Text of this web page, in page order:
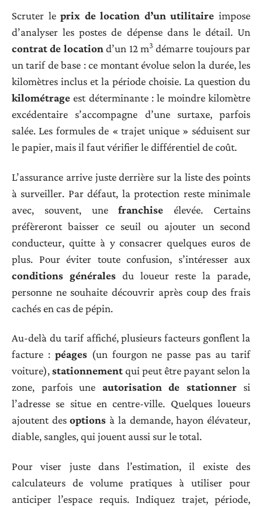
Scruter leprix de location d’un utilitaire impose
d’analyser les postes de dépense dans le détail. Un
contrat de locationd’un 12 m3 démarre toujours par
un tarif de base : ce montant évolue selon la durée, les
kilomètres inclus et la période choisie. La question du
kilométrage est déterminante : le moindre kilomètre
excédentaire s’accompagne d’une surtaxe, parfois
salée. Les formules de « trajet unique » séduisent sur
le papier, mais il faut vérifier le différentiel de coût.
L’assurance arrive juste derrière sur la liste des points
à surveiller. Par défaut, la protection reste minimale
avec, souvent, unefranchise élevée. Certains
préfèreront baisser ce seuil ou ajouter un second
conducteur, quitte à y consacrer quelques euros de
plus. Pour éviter toute confusion, s’intéresser aux
conditions généralesdu loueur reste la parade,
personne ne souhaite découvrir après coup des frais
cachés en cas de pépin.
Au-delà du tarif affiché, plusieurs facteurs gonflent la
facture : péages(un fourgon ne passe pas au tarif
voiture),stationnementqui peut être payant selon la
zone, parfois une autorisation de stationnersi
l’adresse se situe en centre-ville. Quelques loueurs
ajoutent desoptions à la demande, hayon élévateur,
diable, sangles, qui jouent aussi sur le total.
Pour viser juste dans l’estimation, il existe des
calculateurs de volume pratiques à utiliser pour
anticiper l’espace requis. Indiquez trajet, période,